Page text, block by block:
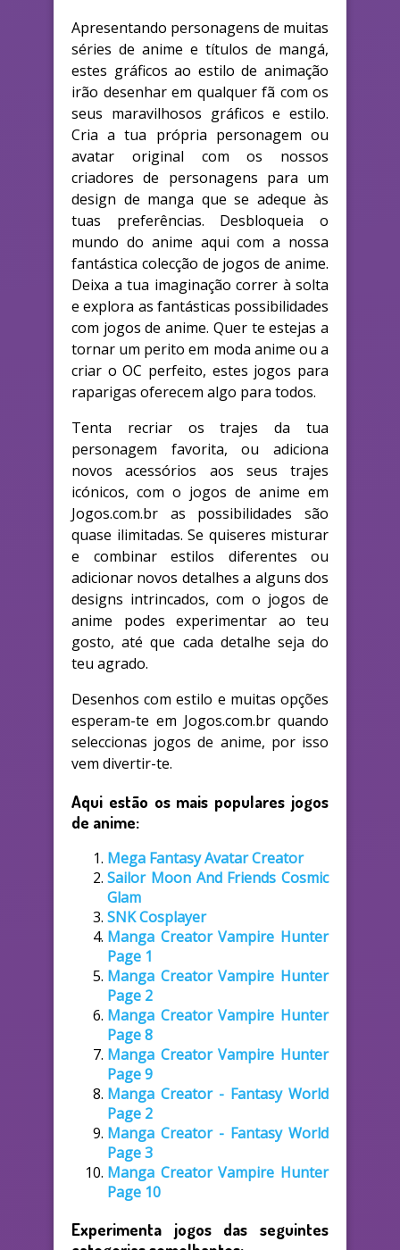
Apresentando personagens de muitas
séries de anime e títulos de mangá,
estes gráficos ao estilo de animação
irão desenhar em qualquer fã com os
seus maravilhosos gráficos e estilo.
Cria a tua própria personagem ou
avatar original com os nossos
criadores de personagens para um
design de manga que se adeque às
tuas preferências. Desbloqueia o
mundo do anime aqui com a nossa
fantástica colecção de jogos de anime.
Deixa a tua imaginação correr à solta
e explora as fantásticas possibilidades
com jogos de anime. Quer te estejas a
tornar um perito em moda anime ou a
criar o OC perfeito, estes jogos para
raparigas oferecem algo para todos.
Tenta recriar os trajes da tua
personagem favorita, ou adiciona
novos acessórios aos seus trajes
icónicos, com o jogos de anime em
Jogos.com.br as possibilidades são
quase ilimitadas. Se quiseres misturar
e combinar estilos diferentes ou
adicionar novos detalhes a alguns dos
designs intrincados, com o jogos de
anime podes experimentar ao teu
gosto, até que cada detalhe seja do
teu agrado.
Desenhos com estilo e muitas opções
esperam-te em Jogos.com.br quando
seleccionas jogos de anime, por isso
vem divertir-te.
Aqui estão os mais populares jogos
de anime:
Mega Fantasy Avatar Creator
Sailor Moon And Friends Cosmic
Glam
SNK Cosplayer
Manga Creator Vampire Hunter
Page 1
Manga Creator Vampire Hunter
Page 2
Manga Creator Vampire Hunter
Page 8
Manga Creator Vampire Hunter
Page 9
Manga Creator - Fantasy World
Page 2
Manga Creator - Fantasy World
Page 3
Manga Creator Vampire Hunter
Page 10
Experimenta jogos das seguintes